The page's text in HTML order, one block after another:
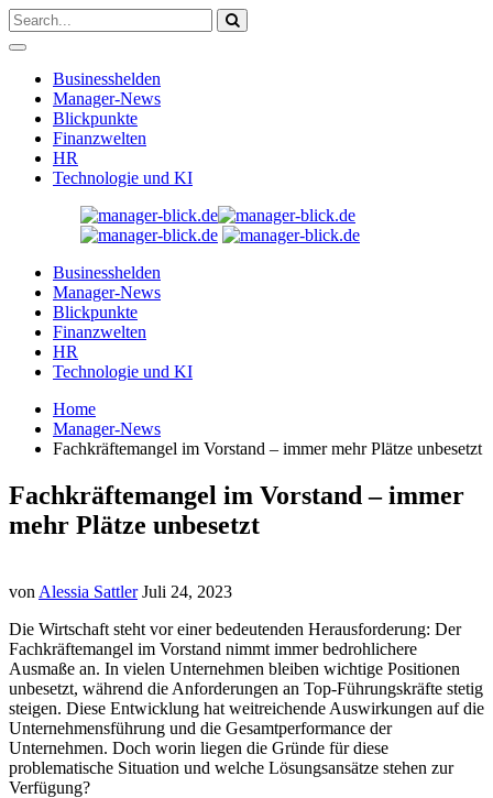
Businesshelden
Manager-News
Blickpunkte
Finanzwelten
HR
Technologie und KI
Businesshelden
Manager-News
Blickpunkte
Finanzwelten
HR
Technologie und KI
Home
Manager-News
Fachkräftemangel im Vorstand – immer mehr Plätze unbesetzt
Fachkräftemangel im Vorstand – immer
mehr Plätze unbesetzt
von Alessia Sattler Juli 24, 2023
Die Wirtschaft steht vor einer bedeutenden Herausforderung: Der
Fachkräftemangel im Vorstand nimmt immer bedrohlichere
Ausmaße an. In vielen Unternehmen bleiben wichtige Positionen
unbesetzt, während die Anforderungen an Top-Führungskräfte stetig
steigen. Diese Entwicklung hat weitreichende Auswirkungen auf die
Unternehmensführung und die Gesamtperformance der
Unternehmen. Doch worin liegen die Gründe für diese
problematische Situation und welche Lösungsansätze stehen zur
Verfügung?